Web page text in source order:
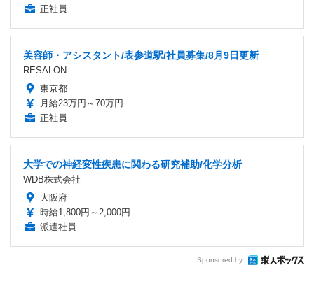
正社員
美容師・アシスタント/表参道駅/社員募集/8月9日更新
RESALON
東京都
月給23万円～70万円
正社員
大学での神経変性疾患に関わる研究補助/化学分析
WDB株式会社
大阪府
時給1,800円～2,000円
派遣社員
Sponsored by